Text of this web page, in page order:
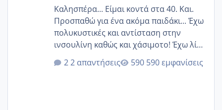
Καλησπέρα... Είμαι κοντά στα 40. Και.
Προσπαθώ για ένα ακόμα παιδάκι... Έχω
πολυκυστικές και αντίσταση στην
ινσουλίνη καθώς και χάσιμοτο! Έχω λίγα
κιλά παραπάνω και όσο κ αν προσπαθώ
δεν χάνω εύκολα! Προσπαθώ για ακόμη
2 απαντήσεις 590 εμφανίσεις